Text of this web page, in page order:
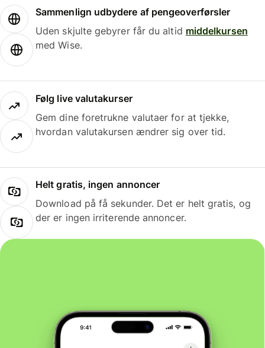
Sammenlign udbydere af pengeoverførsler
Uden skjulte gebyrer får du altid middelkursen
med Wise.
Følg live valutakurser
Gem dine foretrukne valutaer for at tjekke,
hvordan valutakursen ændrer sig over tid.
Helt gratis, ingen annoncer
Download på få sekunder. Det er helt gratis, og
der er ingen irriterende annoncer.